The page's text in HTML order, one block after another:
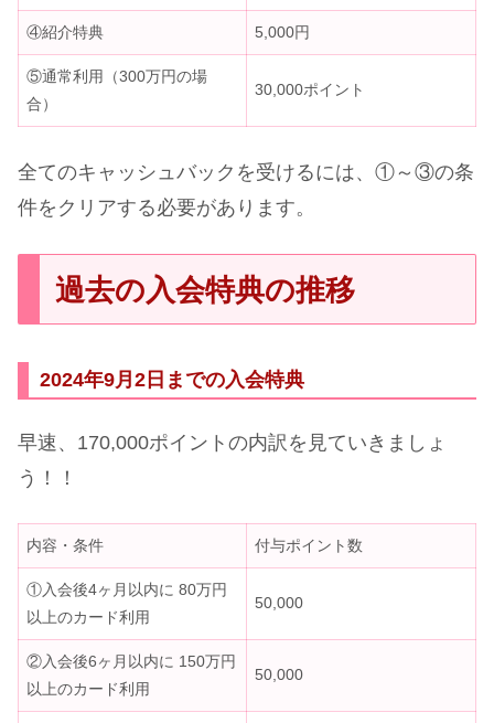
④紹介特典 5,000円
⑤通常利用（300万円の場
合）
30,000ポイント
全てのキャッシュバックを受けるには、①～③の条
件をクリアする必要があります。
過去の入会特典の推移
2024年9月2日までの入会特典
早速、170,000ポイントの内訳を見ていきましょ
う！！
内容・条件 付与ポイント数
①入会後4ヶ月以内に 80万円
以上のカード利用
50,000
②入会後6ヶ月以内に 150万円
以上のカード利用
50,000